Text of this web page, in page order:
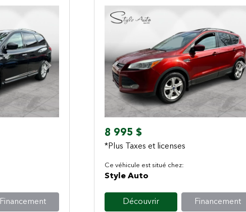
Next
Financement
Previous
8 995 $
*Plus Taxes et licenses
Ce véhicule est situé chez:
Style Auto
Découvrir Financement